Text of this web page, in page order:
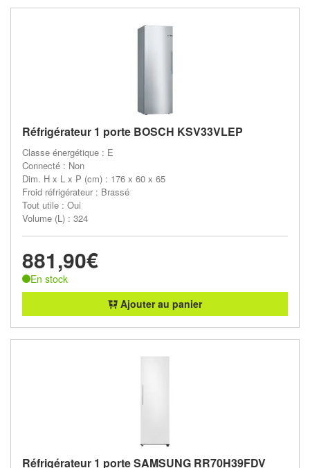
Réfrigérateur 1 porte BOSCH KSV33VLEP
Classe énergétique : E
Connecté : Non
Dim. H x L x P (cm) : 176 x 60 x 65
Froid réfrigérateur : Brassé
Tout utile : Oui
Volume (L) : 324
881,90€
En stock
Ajouter au panier
Réfrigérateur 1 porte SAMSUNG RR70H39FDV